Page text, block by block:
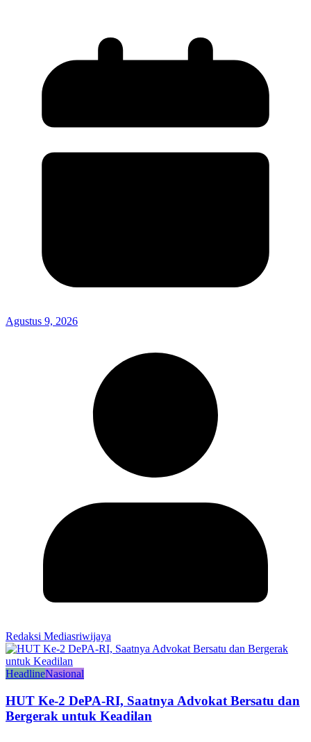
Agustus 9, 2026
Redaksi Mediasriwijaya
HeadlineNasional
HUT Ke-2 DePA-RI, Saatnya Advokat Bersatu dan
Bergerak untuk Keadilan